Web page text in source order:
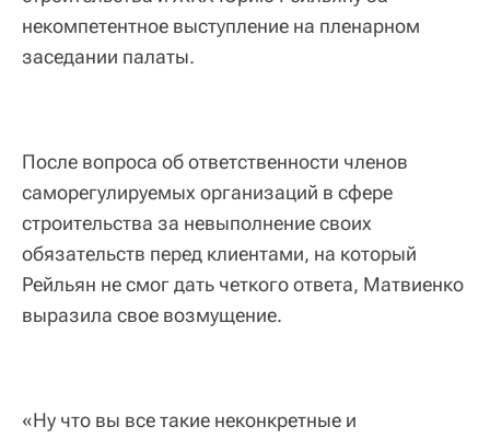
некомпетентное выступление на пленарном
заседании палаты.
После вопроса об ответственности членов
саморегулируемых организаций в сфере
строительства за невыполнение своих
обязательств перед клиентами, на который
Рейльян не смог дать четкого ответа, Матвиенко
выразила свое возмущение.
«Ну что вы все такие неконкретные и